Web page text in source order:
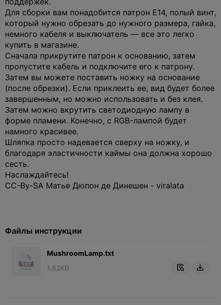
Для сборки вам понадобится патрон E14, полый винт,
который нужно обрезать до нужного размера, гайка,
немного кабеля и выключатель — все это легко
купить в магазине.
Сначала прикрутите патрон к основанию, затем
пропустите кабель и подключите его к патрону.
Затем вы можете поставить ножку на основание
(после обрезки). Если приклеить ее, вид будет более
завершенным, но можно использовать и без клея.
Затем можно вкрутить светодиодную лампу в
форме пламени. Конечно, с RGB-лампой будет
намного красивее.
Шляпка просто надевается сверху на ножку, и
благодаря эластичности каймы она должна хорошо
сесть.
Наслаждайтесь!
CC-By-SA Матье Дюпон де Динешен - viralata
Файлы инструкции
MushroomLamp.txt
1.82KB
 